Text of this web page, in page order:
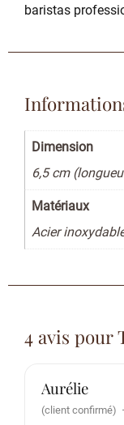
baristas
Dimension
6,5 cm
Matériaux
Acier
4 avis pour
Aurélie
(client confirmé)